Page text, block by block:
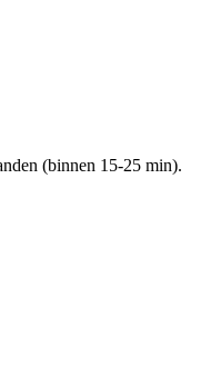
(binnen 15-25 min).